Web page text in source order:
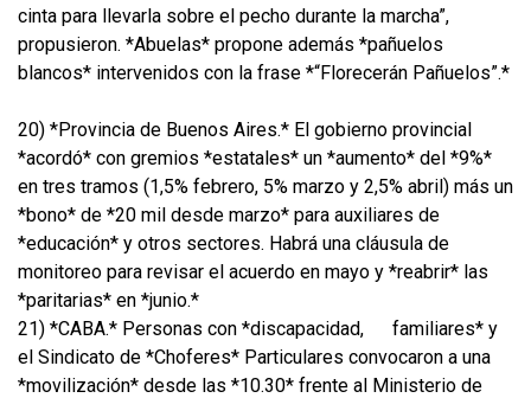
cinta para llevarla sobre el pecho durante la marcha”,
propusieron. *Abuelas* propone además *pañuelos
blancos* intervenidos con la frase *“Florecerán Pañuelos”.*
20) *Provincia de Buenos Aires.* El gobierno provincial
*acordó* con gremios *estatales* un *aumento* del *9%*
en tres tramos (1,5% febrero, 5% marzo y 2,5% abril) más un
*bono* de *20 mil desde marzo* para auxiliares de
*educación* y otros sectores. Habrá una cláusula de
monitoreo para revisar el acuerdo en mayo y *reabrir* las
*paritarias* en *junio.*
21) *CABA.* Personas con *discapacidad,
familiares* y
el Sindicato de *Choferes* Particulares convocaron a una
*movilización* desde las *10.30* frente al Ministerio de